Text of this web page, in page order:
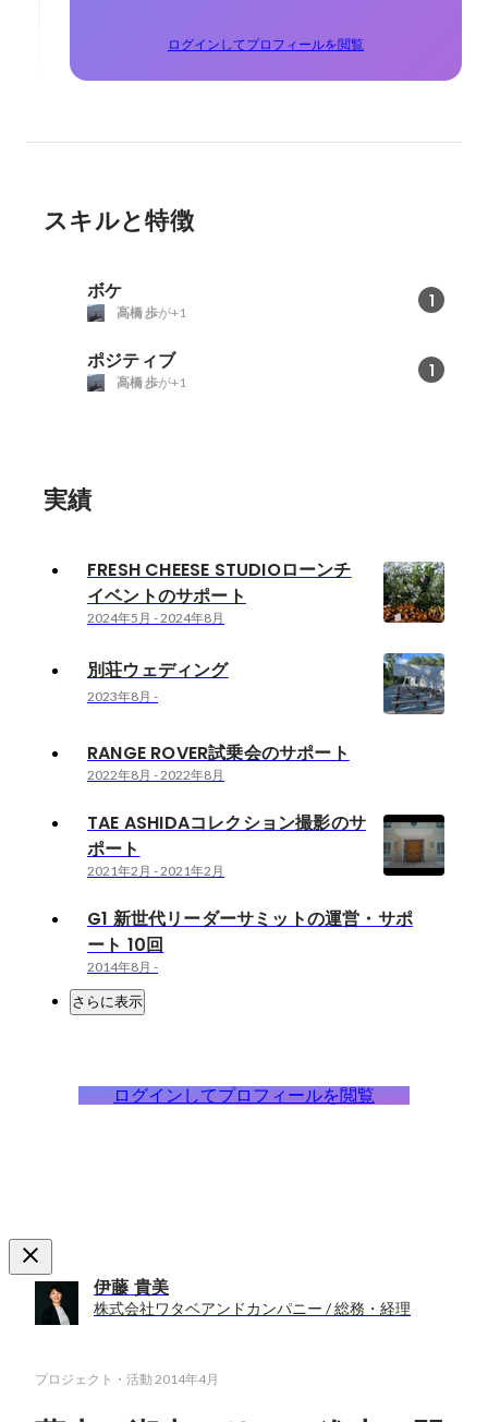
ログインしてプロフィールを閲覧
スキルと特徴
ボケ 1
高橋 歩が+1
ポジティブ 1
高橋 歩が+1
実績
FRESH CHEESE STUDIOローンチ
イベントのサポート
2024年5月 -2024年8月
別荘ウェディング
2023年8月 -
RANGE ROVER試乗会のサポート
2022年8月 -2022年8月
TAE ASHIDAコレクション撮影のサ
ポート
2021年2月 -2021年2月
G1 新世代リーダーサミットの運営・サポ
ート 10回
2014年8月 -
さらに表示
ログインしてプロフィールを閲覧
伊藤 貴美
株式会社ワタベアンドカンパニー / 総務・経理
プロジェクト・活動 2014年4月